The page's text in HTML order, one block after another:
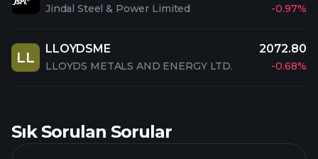
Jindal Steel & Power Limited -0.97%
LL
LLOYDSME
LLOYDS METALS AND ENERGY LTD.
2072.80
-0.68%
Sık Sorulan Sorular